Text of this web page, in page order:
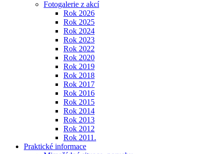
Fotogalerie z akcí
Rok 2026
Rok 2025
Rok 2024
Rok 2023
Rok 2022
Rok 2020
Rok 2019
Rok 2018
Rok 2017
Rok 2016
Rok 2015
Rok 2014
Rok 2013
Rok 2012
Rok 2011.
Praktické informace